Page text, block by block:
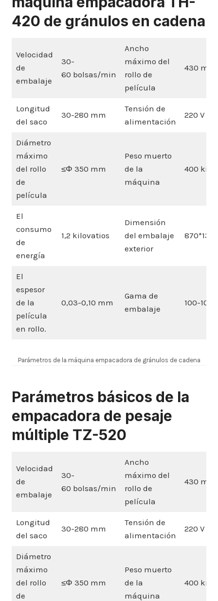
420 de gránulos en cadena
Velocidad
de
embalaje
30-
60 bolsas/min
Ancho
máximo del
rollo de
película
430
Longitud
del saco
30-280 mm
Tensión de
alimentación
220 V
Diámetro
máximo
del rollo
de
película
≤Φ 350 mm
Peso muerto
de la
máquina
400 kilos
El
consumo
de
energía
1,2 kilovatios
Dimensión
del embalaje
exterior
El
espesor
de la
película
en rollo.
0,03-0,10 mm
Gama de
embalaje
100-
Parámetros de la máquina empacadora de gránulos de cadena
Parámetros básicos de la
empacadora de pesaje
múltiple TZ-520
Velocidad
de
embalaje
30-
60 bolsas/min
Ancho
máximo del
rollo de
película
430
Longitud
del saco
30-280 mm
Tensión de
alimentación
220 V
Diámetro
máximo
del rollo
de
≤Φ 350 mm
Peso muerto
de la
máquina
400 kilos